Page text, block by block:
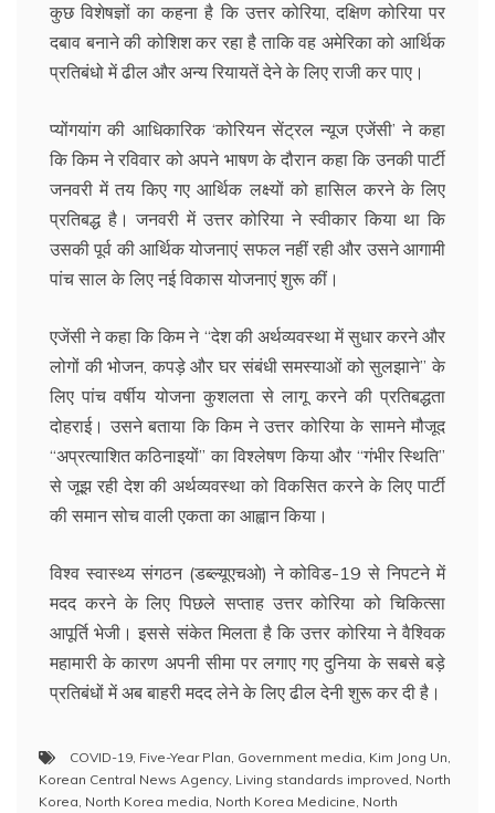
कुछ विशेषज्ञों का कहना है कि उत्तर कोरिया, दक्षिण कोरिया पर
दबाव बनाने की कोशिश कर रहा है ताकि वह अमेरिका को आर्थिक
प्रतिबंधो में ढील और अन्य रियायतें देने के लिए राजी कर पाए।
प्योंगयांग की आधिकारिक ‘कोरियन सेंट्रल न्यूज एजेंसी’ ने कहा
कि किम ने रविवार को अपने भाषण के दौरान कहा कि उनकी पार्टी
जनवरी में तय किए गए आर्थिक लक्ष्यों को हासिल करने के लिए
प्रतिबद्ध है। जनवरी में उत्तर कोरिया ने स्वीकार किया था कि
उसकी पूर्व की आर्थिक योजनाएं सफल नहीं रही और उसने आगामी
पांच साल के लिए नई विकास योजनाएं शुरू कीं।
एजेंसी ने कहा कि किम ने ‘‘देश की अर्थव्यवस्था में सुधार करने और
लोगों की भोजन, कपड़े और घर संबंधी समस्याओं को सुलझाने’’ के
लिए पांच वर्षीय योजना कुशलता से लागू करने की प्रतिबद्धता
दोहराई। उसने बताया कि किम ने उत्तर कोरिया के सामने मौजूद
‘‘अप्रत्याशित कठिनाइयों’’ का विश्लेषण किया और ‘‘गंभीर स्थिति’’
से जूझ रही देश की अर्थव्यवस्था को विकसित करने के लिए पार्टी
की समान सोच वाली एकता का आह्वान किया।
विश्व स्वास्थ्य संगठन (डब्ल्यूएचओ) ने कोविड-19 से निपटने में
मदद करने के लिए पिछले सप्ताह उत्तर कोरिया को चिकित्सा
आपूर्ति भेजी। इससे संकेत मिलता है कि उत्तर कोरिया ने वैश्विक
महामारी के कारण अपनी सीमा पर लगाए गए दुनिया के सबसे बड़े
प्रतिबंधों में अब बाहरी मदद लेने के लिए ढील देनी शुरू कर दी है।
COVID-19, Five-Year Plan, Government media, Kim Jong Un,
Korean Central News Agency, Living standards improved, North
Korea, North Korea media, North Korea Medicine, North